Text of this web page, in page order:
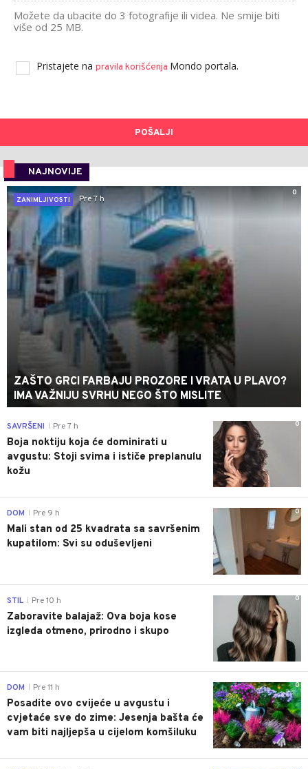
Možete da ubacite do 3 fotografije ili videa. Ne smije biti
više od 25 MB.
Pristajete na pravila korišćenja Mondo portala.
POŠALJI
NAJNOVIJE
0
ZANIMLJIVOSTI
Pre 7 h
ZAŠTO GRCI FARBAJU PROZORE I VRATA U PLAVO?
IMA VAŽNIJU SVRHU NEGO ŠTO MISLITE
0
SAVRŠENI Pre 7 h
Boja noktiju koja će dominirati u
avgustu: Stoji svima i ističe preplanulu
kožu
0
DOM Pre 9 h
Mali stan od 25 kvadrata sa savršenim
kupatilom: Svi su oduševljeni
0
STIL Pre 10 h
Zaboravite balajaž: Ova boja kose
izgleda otmeno, prirodno i skupo
0
DOM Pre 11 h
Posadite ovo cvijeće u avgustu i
cvjetaće sve do zime: Jesenja bašta će
vam biti najljepša u cijelom komšiluku